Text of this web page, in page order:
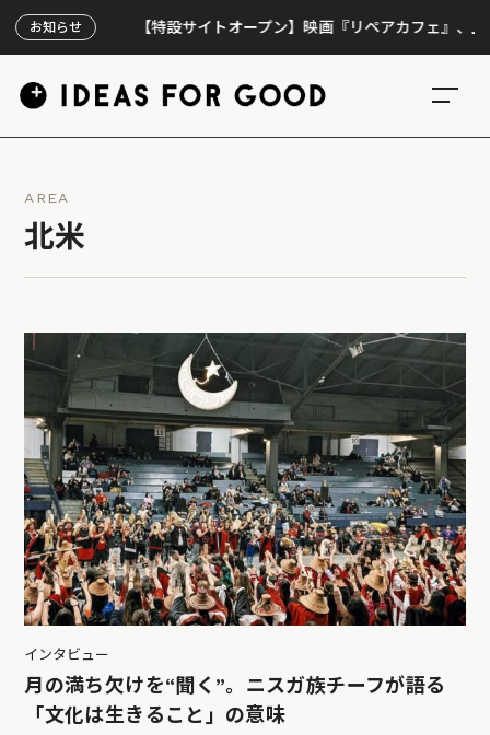
お知らせ【特設サイトオープン】映画『リペアカフェ』、上映300回
AREA
北米
インタビュー
月の満ち欠けを“聞く”。ニスガ族チーフが語る
「文化は生きること」の意味